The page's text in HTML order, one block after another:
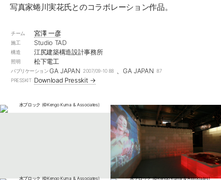
写真家蜷川実花氏とのコラボレーション作品。
チーム 宮澤 一彦
施工 Studio TAD
構造 江尻建築構造設計事務所
照明 松下電工
パブリケーションGA JAPAN 2007/09-10 88 、GA JAPAN 87
PRESSKIT Download Presskit →